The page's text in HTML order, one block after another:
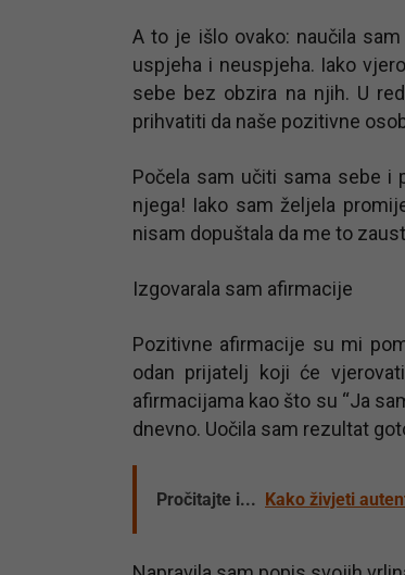
A to je išlo ovako: naučila
uspjeha i neuspjeha. Iako
sebe bez obzira na njih. U
prihvatiti da naše pozitivne
Počela sam učiti sama sebe
njega! Iako sam željela
nisam dopuštala da me to
Izgovarala sam afirmacije
Pozitivne afirmacije su mi
odan prijatelj koji će
afirmacijama kao što su “Ja
dnevno. Uočila sam rezultat
Pročitajte i... Kako živjeti